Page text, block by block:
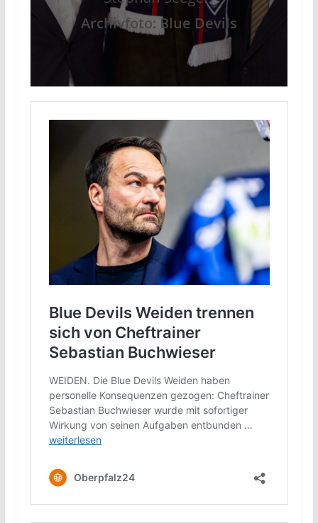
Archivfoto: Blue Devils